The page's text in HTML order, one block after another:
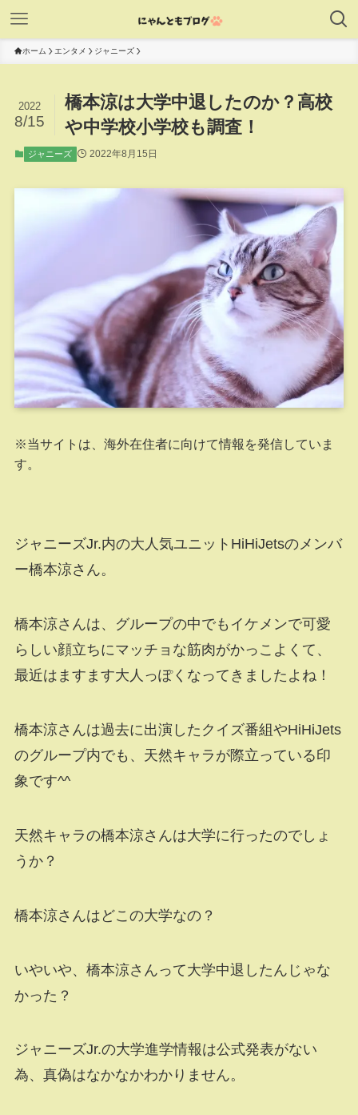
ホーム エンタメ ジャニーズ
橋本涼は大学中退したのか？高校
や中学校小学校も調査！
2022
8/15
ジャニーズ 2022年8月15日
※当サイトは、海外在住者に向けて情報を発信していま
す。
ジャニーズJr.内の大人気ユニットHiHiJetsのメンバ
ー橋本涼さん。
橋本涼さんは、グループの中でもイケメンで可愛
らしい顔立ちにマッチョな筋肉がかっこよくて、
最近はますます大人っぽくなってきましたよね！
橋本涼さんは過去に出演したクイズ番組やHiHiJets
のグループ内でも、天然キャラが際立っている印
象です^^
天然キャラの橋本涼さんは大学に行ったのでしょ
うか？
橋本涼さんはどこの大学なの？
いやいや、橋本涼さんって大学中退したんじゃな
かった？
ジャニーズJr.の大学進学情報は公式発表がない
為、真偽はなかなかわかりません。